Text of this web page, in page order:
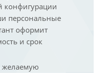
конфигурации
персональные
оформит
и срок
желаемую